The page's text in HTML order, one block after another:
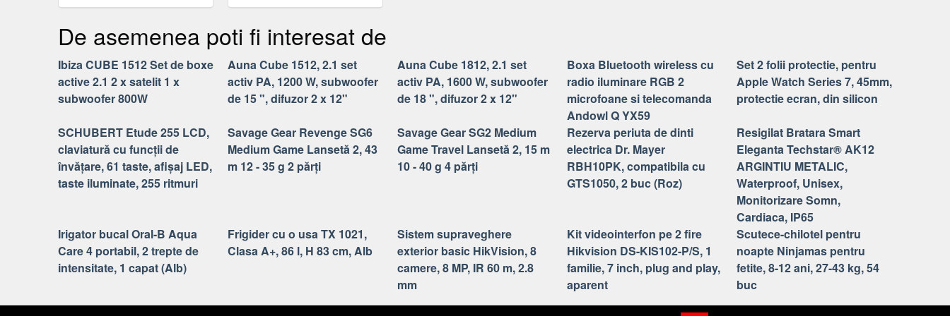
UTILIZATORI
De asemenea poti fi interesat de
Ibiza CUBE 1512 Set de boxe
active 2.1 2 x satelit 1 x
subwoofer 800W
Auna Cube 1512, 2.1 set
activ PA, 1200 W, subwoofer
de 15 ", difuzor 2 x 12"
Auna Cube 1812, 2.1 set
activ PA, 1600 W, subwoofer
de 18 ", difuzor 2 x 12"
Boxa Bluetooth wireless cu
radio iluminare RGB 2
microfoane si telecomanda
Andowl Q YX59
Set 2 folii protectie, pentru
Apple Watch Series 7, 45mm,
protectie ecran, din silicon
SCHUBERT Etude 255 LCD,
claviatură cu funcții de
învățare, 61 taste, afișaj LED,
taste iluminate, 255 ritmuri
Savage Gear Revenge SG6
Medium Game Lansetă 2, 43
m 12 - 35 g 2 părți
Savage Gear SG2 Medium
Game Travel Lansetă 2, 15 m
10 - 40 g 4 părți
Rezerva periuta de dinti
electrica Dr. Mayer
RBH10PK, compatibila cu
GTS1050, 2 buc (Roz)
Resigilat Bratara Smart
Eleganta Techstar® AK12
ARGINTIU METALIC,
Waterproof, Unisex,
Monitorizare Somn,
Cardiaca, IP65
Irigator bucal Oral-B Aqua
Care 4 portabil, 2 trepte de
intensitate, 1 capat (Alb)
Frigider cu o usa TX 1021,
Clasa A+, 86 l, H 83 cm, Alb
Sistem supraveghere
exterior basic HikVision, 8
camere, 8 MP, IR 60 m, 2.8
mm
Kit videointerfon pe 2 fire
Hikvision DS-KIS102-P/S, 1
familie, 7 inch, plug and play,
aparent
Scutece-chilotel pentru
noapte Ninjamas pentru
fetite, 8-12 ani, 27-43 kg, 54
buc